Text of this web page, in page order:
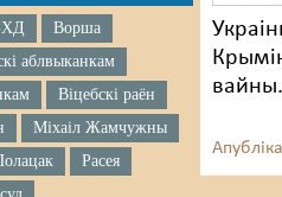
Ворша
аблвыканкам
Віцебскі раён
Міхаіл Жамчужны
Расея
вайны.